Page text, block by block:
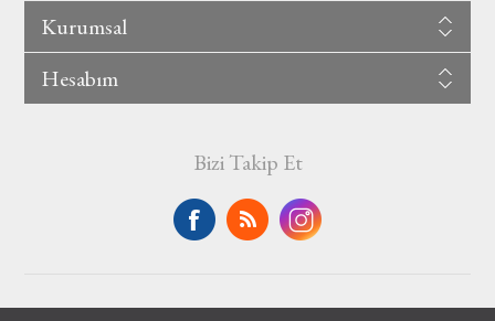
Kurumsal
Hesabım
Bizi Takip Et